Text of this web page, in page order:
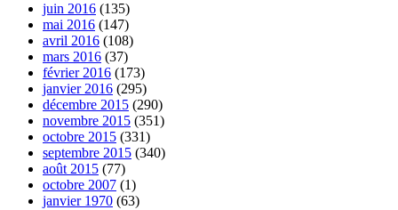
juin 2016 (135)
mai 2016 (147)
avril 2016 (108)
mars 2016 (37)
février 2016 (173)
janvier 2016 (295)
décembre 2015 (290)
novembre 2015 (351)
octobre 2015 (331)
septembre 2015 (340)
août 2015 (77)
octobre 2007 (1)
janvier 1970 (63)